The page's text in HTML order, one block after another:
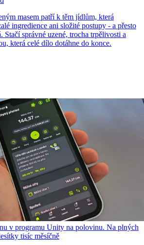
masem patří k těm jídlům, která
ingredience ani složité postupy - a přesto
Stačí správné uzené, trocha trpělivosti a
která celé dílo dotáhne do konce.
v programu Unity na polovinu. Na plných
tisíc měsíčně